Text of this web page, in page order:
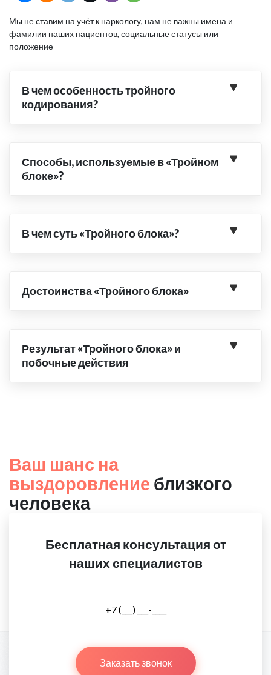
Мы не ставим на учёт к наркологу, нам не важны имена и
фамилии наших пациентов, социальные статусы или
положение
В чем особенность тройного
кодирования?
Способы, используемые в «Тройном
блоке»?
В чем суть «Тройного блока»?
Достоинства «Тройного блока»
Результат «Тройного блока» и
побочные действия
Ваш шанс на
выздоровление близкого
человека
Бесплатная консультация от
наших специалистов
Заказать звонок